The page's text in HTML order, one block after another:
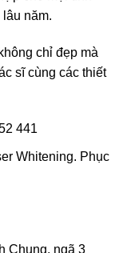
năm.
chỉ đẹp mà
sĩ cùng các thiết
441
Whitening. Phục
Chung, ngã 3